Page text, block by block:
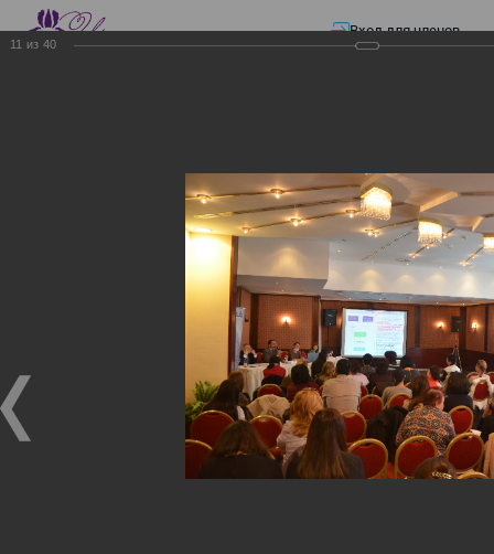
Вход для членов
Презентации—Изменения в трудовом и налоговом
законодательстве: Обязательное медицинское страхование, всеобщее
налоговое декларирование, изменения в налоговом законодательстве
Изменения в трудовом и
законодательстве:
Обязательное
медицинское страхование,
11 из 40